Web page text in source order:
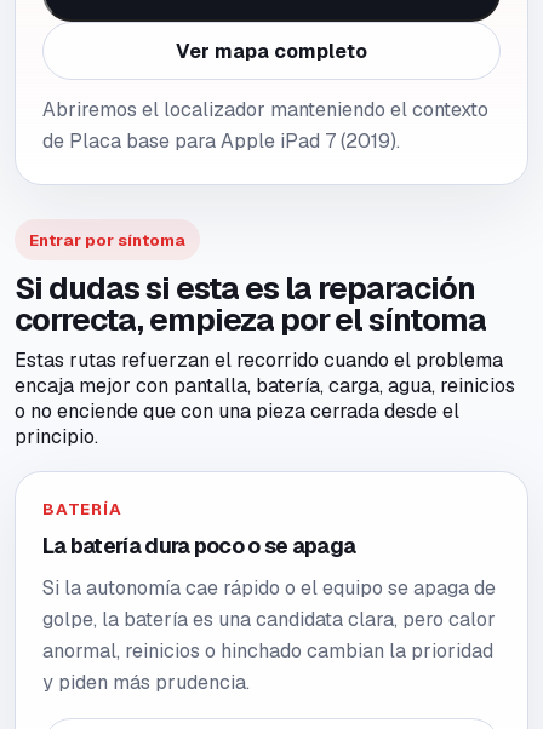
Ver mapa completo
Abriremos el localizador manteniendo el contexto
de Placa base para Apple iPad 7 (2019).
Entrar por síntoma
Si dudas si esta es la reparación
correcta, empieza por el síntoma
Estas rutas refuerzan el recorrido cuando el problema
encaja mejor con pantalla, batería, carga, agua, reinicios
o no enciende que con una pieza cerrada desde el
principio.
BATERÍA
La batería dura poco o se apaga
Si la autonomía cae rápido o el equipo se apaga de
golpe, la batería es una candidata clara, pero calor
anormal, reinicios o hinchado cambian la prioridad
y piden más prudencia.